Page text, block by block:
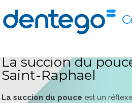
La succion du
Saint-Raphael
La succion du pouce est un